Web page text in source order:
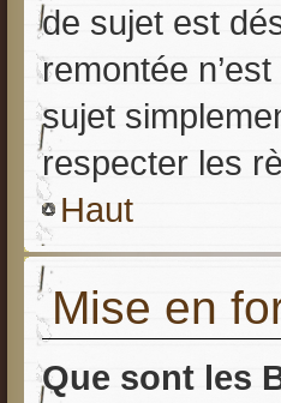
de sujet est
remontée
sujet
respecter les
Haut
Mise en
Que sont les